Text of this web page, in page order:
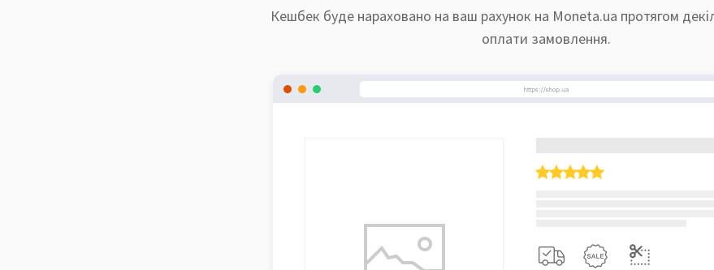
Кешбек буде нараховано на ваш рахунок на Moneta.ua протягом
оплати замовлення.